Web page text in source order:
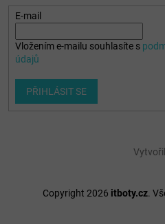
E-mail
Vložením e-mailu souhlasíte s
údajů
PŘIHLÁSIT SE
Copyright 2026 itboty.cz.